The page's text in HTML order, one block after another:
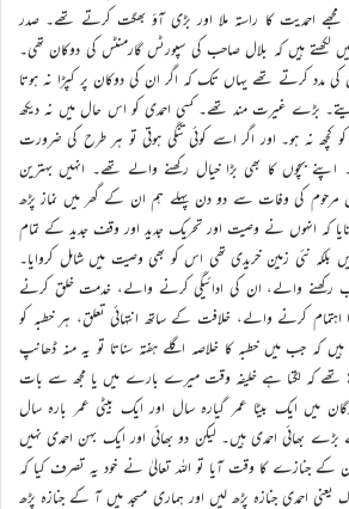
احمدیت کا راستہ ملا اور بڑی آؤ بھگت کرتے تھے۔ صدر
ہیں کہ بلال صاحب کی سپورٹس گارمنٹس کی دوکان تھی۔
مدد کرتے تھے یہاں تک کہ اگر ان کی دوکان پر کپڑا نہ ہوتا
بڑے غیرت مند تھے۔ کسی احمدی کو اس حال میں نہ دیکھ
کچھ نہ ہو۔ اور اگر اسے کوئی تنگی ہوتی تو ہر طرح کی ضرورت
بچوں کا بھی بڑا خیال رکھنے والے تھے۔ انہیں بہترین
مرحوم کی وفات سے دو دن پہلے ہم ان کے گھر میں نماز پڑھ
کہ انہوں نے وصیت اور تحریک جدید اور وقف جدید کے تمام
بلکہ نئی زمین خریدی تھی اس کو بھی وصیت میں شامل کروایا۔
رکھنے والے، ان کی ادائیگی کرنے والے، خدمت خلق کرنے
کرنے والے، خلافت کے ساتھ انتہائی تعلق، ہر خطبہ کو
کہ جب میں خطبہ کا خلاصہ اگلے ہفتہ سناتا تو یہ منہ ڈھانپ
تھے کہ لگتا ہے خلیفہ وقت میرے بارے میں یا مجھ سے بات
میں ایک بیٹا عمر گیارہ سال اور ایک بیٹی عمر بارہ سال
بھائی احمدی ہیں۔ لیکن دو بھائی اور ایک بہن احمدی نہیں
کے جنازے کا وقت آیا تو اللہ تعالیٰ نے خود یہ تصرف کیا کہ
احمدی جنازہ پڑھ لیں اور ہماری مسجد میں آ کے جنازہ پڑھ